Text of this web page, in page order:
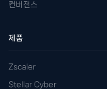
컨버전스
제품
Zscaler
Stellar Cyber